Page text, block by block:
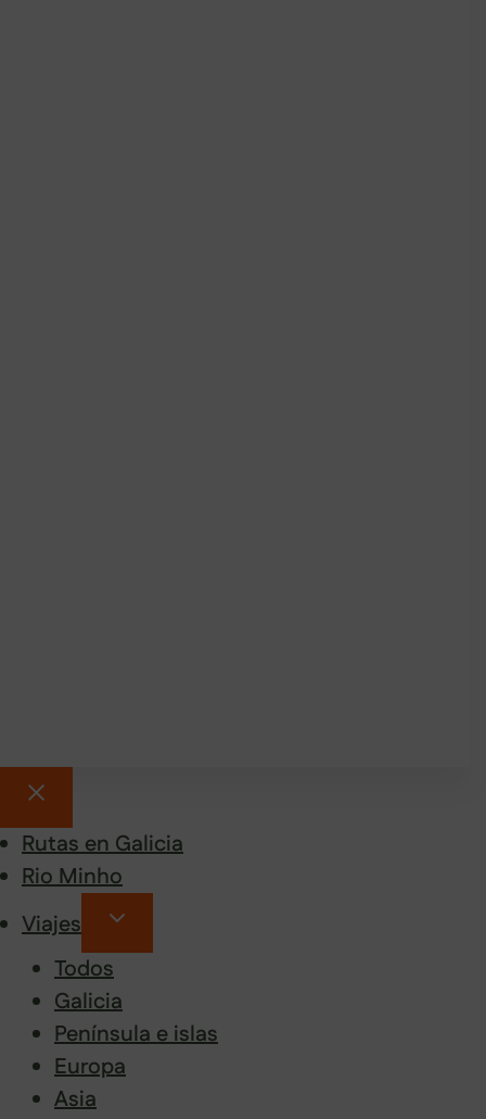
Rutas en Galicia
Rio Minho
Viajes
Todos
Galicia
Península e islas
Europa
Asia